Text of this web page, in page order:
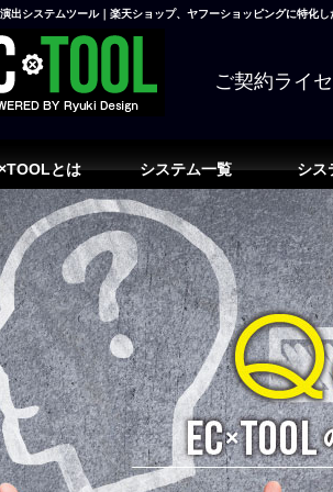
出システムツール｜楽天ショップ、ヤフーショッピングに特化
ご契約ライ
とは システム一覧 シス